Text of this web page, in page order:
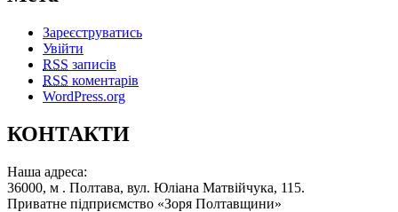
Зареєструватись
Увійти
RSS записів
RSS коментарів
WordPress.org
КОНТАКТИ
Наша адреса:
36000, м . Полтава, вул. Юліана Матвійчука, 115.
Приватне підприємство «Зоря Полтавщини»